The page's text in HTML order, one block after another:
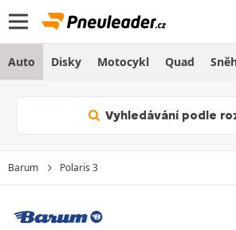
Auto Disky Motocykl Quad
Vyhledávání podle
Barum Polaris 3